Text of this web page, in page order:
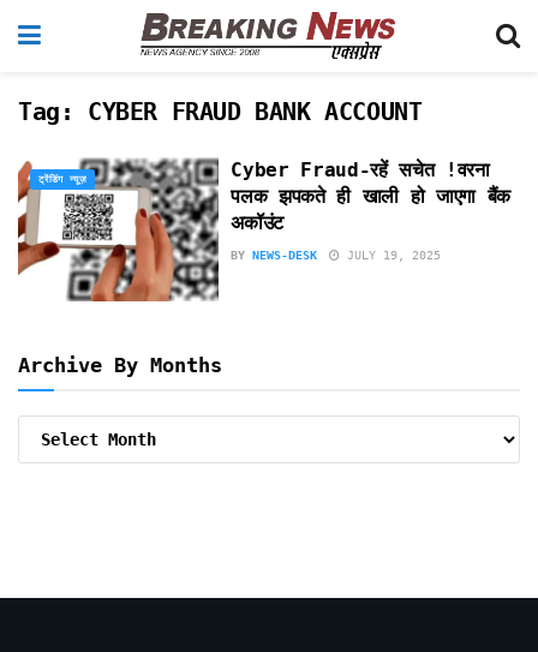
Tag: CYBER FRAUD BANK ACCOUNT
ट्रेंडिंग न्यूज़
Cyber Fraud-रहें सचेत !वरना
पलक झपकते ही खाली हो जाएगा बैंक
अकॉउंट
BY NEWS-DESK JULY 19, 2025
Archive By Months